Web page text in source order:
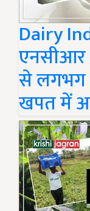
Dairy
एनसीआर
से लगभग
खपत में